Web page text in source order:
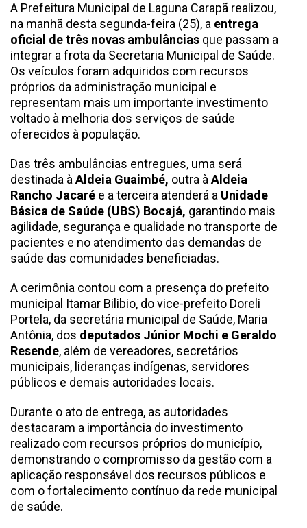
A Prefeitura Municipal de Laguna Carapã realizou,
na manhã desta segunda-feira (25), a entrega
oficial de três novas ambulâncias que passam a
integrar a frota da Secretaria Municipal de Saúde.
Os veículos foram adquiridos com recursos
próprios da administração municipal e
representam mais um importante investimento
voltado à melhoria dos serviços de saúde
oferecidos à população.
Das três ambulâncias entregues, uma será
destinada àAldeia Guaimbé, outra àAldeia
Rancho Jacaré e a terceira atenderá a Unidade
Básica de Saúde (UBS) Bocajá, garantindo mais
agilidade, segurança e qualidade no transporte de
pacientes e no atendimento das demandas de
saúde das comunidades beneficiadas.
A cerimônia contou com a presença do prefeito
municipal Itamar Bilibio, do vice-prefeito Doreli
Portela, da secretária municipal de Saúde, Maria
Antônia, dos deputados Júnior Mochi e Geraldo
Resende, além de vereadores, secretários
municipais, lideranças indígenas, servidores
públicos e demais autoridades locais.
Durante o ato de entrega, as autoridades
destacaram a importância do investimento
realizado com recursos próprios do município,
demonstrando o compromisso da gestão com a
aplicação responsável dos recursos públicos e
com o fortalecimento contínuo da rede municipal
de saúde.